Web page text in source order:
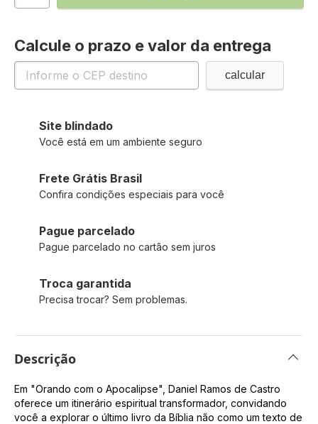
Calcule o prazo e valor da entrega
Site blindado
Você está em um ambiente seguro
Frete Grátis Brasil
Confira condições especiais para você
Pague parcelado
Pague parcelado no cartão sem juros
Troca garantida
Precisa trocar? Sem problemas.
Descrição
Em "Orando com o Apocalipse", Daniel Ramos de Castro
oferece um itinerário espiritual transformador, convidando
você a explorar o último livro da Bíblia não como um texto de